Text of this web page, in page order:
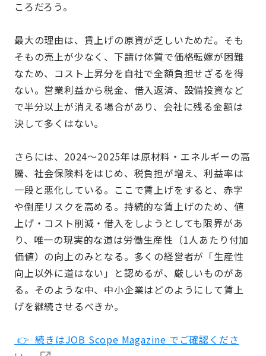
ころだろう。
最大の理由は、賃上げの原資が乏しいためだ。そも
そもの売上が少なく、下請け体質で価格転嫁が困難
なため、コスト上昇分を自社で全額負担せざるを得
ない。営業利益から税金、借入返済、設備投資など
で半分以上が消える場合があり、会社に残る金額は
決して多くはない。
さらには、2024～2025年は原材料・エネルギーの高
騰、社会保険料をはじめ、税負担が増え、利益率は
一段と悪化している。ここで賃上げをすると、赤字
や倒産リスクを高める。持続的な賃上げのため、値
上げ・コスト削減・借入をしようとしても限界があ
り、唯一の現実的な道は労働生産性（1人あたり付加
価値）の向上のみとなる。多くの経営者が「生産性
向上以外に道はない」と認めるが、厳しいものがあ
る。そのような中、中小企業はどのようにして賃上
げを継続させるべきか。
👉 続きはJOB Scope Magazine でご確認くださ